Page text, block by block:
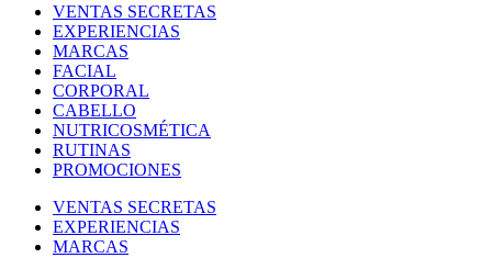
VENTAS SECRETAS
EXPERIENCIAS
MARCAS
FACIAL
CORPORAL
CABELLO
NUTRICOSMÉTICA
RUTINAS
PROMOCIONES
VENTAS SECRETAS
EXPERIENCIAS
MARCAS